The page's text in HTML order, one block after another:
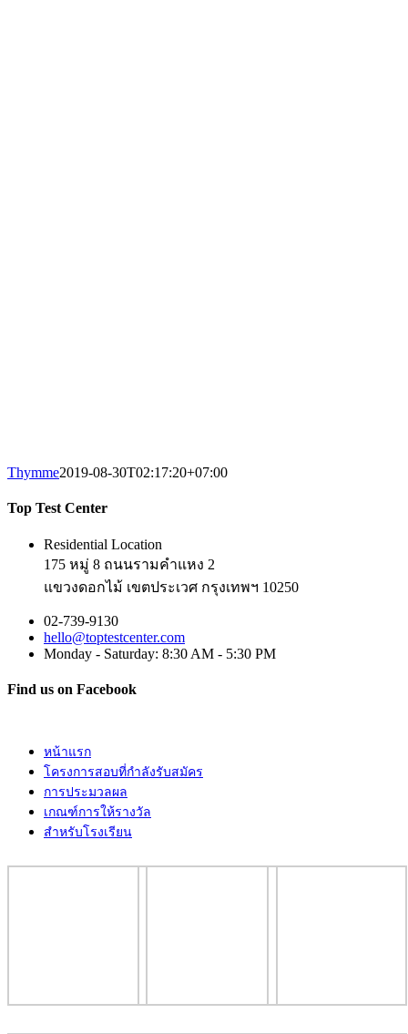
Thymme2019-08-30T02:17:20+07:00
Top Test Center
Residential Location
175 หมู่ 8 ถนนรามคำแหง 2
แขวงดอกไม้ เขตประเวศ กรุงเทพฯ 10250
02-739-9130
hello@toptestcenter.com
Monday - Saturday: 8:30 AM - 5:30 PM
Find us on Facebook
หน้าแรก
โครงการสอบที่กำลังรับสมัคร
การประมวลผล
เกณฑ์การให้รางวัล
สำหรับโรงเรียน